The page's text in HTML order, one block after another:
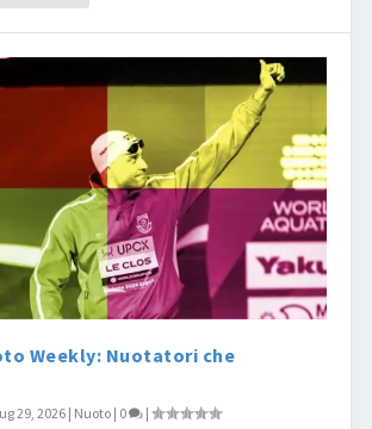
Weekly: Nuotatori che
29, 2026| Nuoto | 0 |